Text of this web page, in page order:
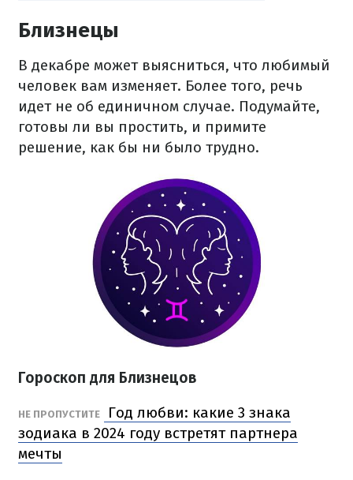
Близнецы
В декабре может выясниться, что любимый
человек вам изменяет. Более того, речь
идет не об единичном случае. Подумайте,
готовы ли вы простить, и примите
решение, как бы ни было трудно.
Гороскоп для Близнецов
НЕ ПРОПУСТИТЕ
Год любви: какие 3 знака
зодиака в 2024 году встретят партнера
мечты